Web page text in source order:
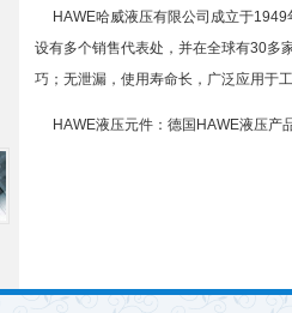
HAWE哈威液压有限公司成立于1949
设有多个销售代表处，并在全球有30多
巧；无泄漏，使用寿命长，广泛应用于
HAWE液压元件：德国HAWE液压产